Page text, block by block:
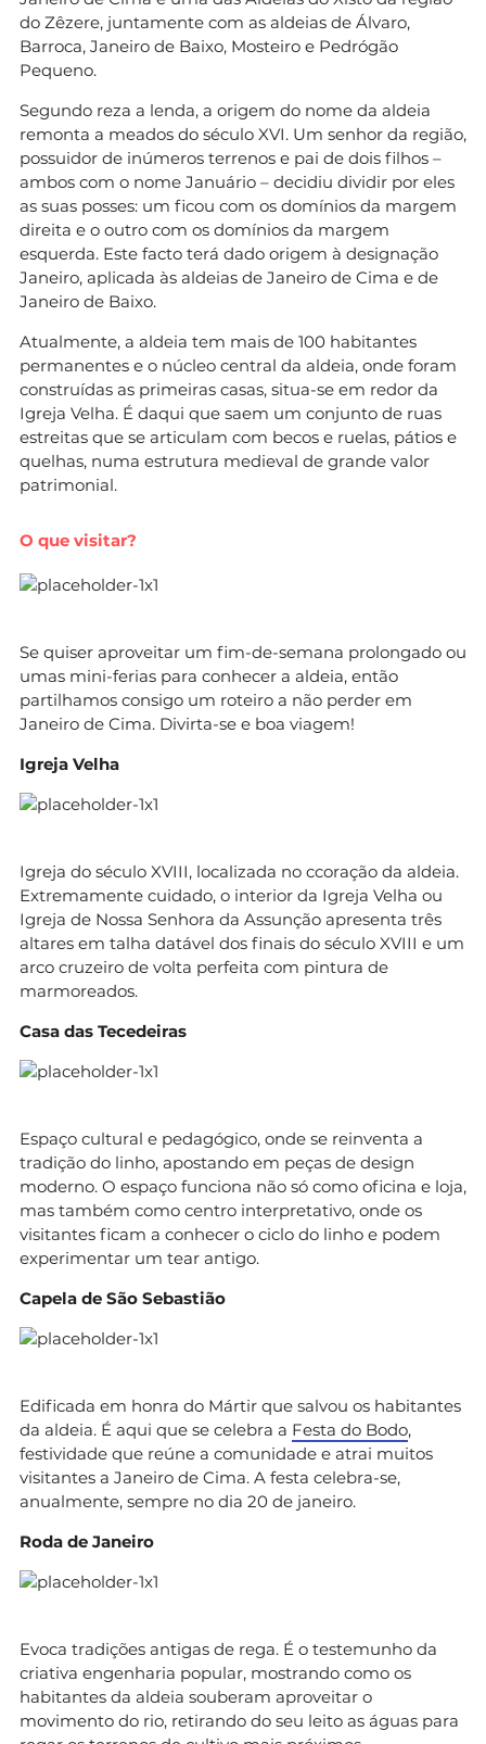
do Zêzere, juntamente com as aldeias de Álvaro,
Barroca, Janeiro de Baixo, Mosteiro e Pedrógão
Pequeno.
Segundo reza a lenda, a origem do nome da aldeia
remonta a meados do século XVI. Um senhor da região,
possuidor de inúmeros terrenos e pai de dois filhos –
ambos com o nome Januário – decidiu dividir por eles
as suas posses: um ficou com os domínios da margem
direita e o outro com os domínios da margem
esquerda. Este facto terá dado origem à designação
Janeiro, aplicada às aldeias de Janeiro de Cima e de
Janeiro de Baixo.
Atualmente, a aldeia tem mais de 100 habitantes
permanentes e o núcleo central da aldeia, onde foram
construídas as primeiras casas, situa-se em redor da
Igreja Velha. É daqui que saem um conjunto de ruas
estreitas que se articulam com becos e ruelas, pátios e
quelhas, numa estrutura medieval de grande valor
patrimonial.
O que visitar?
Se quiser aproveitar um fim-de-semana prolongado ou
umas mini-ferias para conhecer a aldeia, então
partilhamos consigo um roteiro a não perder em
Janeiro de Cima. Divirta-se e boa viagem!
Igreja Velha
Igreja do século XVIII, localizada no ccoração da aldeia.
Extremamente cuidado, o interior da Igreja Velha ou
Igreja de Nossa Senhora da Assunção apresenta três
altares em talha datável dos finais do século XVIII e um
arco cruzeiro de volta perfeita com pintura de
marmoreados.
Casa das Tecedeiras
Espaço cultural e pedagógico, onde se reinventa a
tradição do linho, apostando em peças de design
moderno. O espaço funciona não só como oficina e loja,
mas também como centro interpretativo, onde os
visitantes ficam a conhecer o ciclo do linho e podem
experimentar um tear antigo.
Capela de São Sebastião
Edificada em honra do Mártir que salvou os habitantes
da aldeia. É aqui que se celebra a Festa do Bodo,
festividade que reúne a comunidade e atrai muitos
visitantes a Janeiro de Cima. A festa celebra-se,
anualmente, sempre no dia 20 de janeiro.
Roda de Janeiro
Evoca tradições antigas de rega. É o testemunho da
criativa engenharia popular, mostrando como os
habitantes da aldeia souberam aproveitar o
movimento do rio, retirando do seu leito as águas para